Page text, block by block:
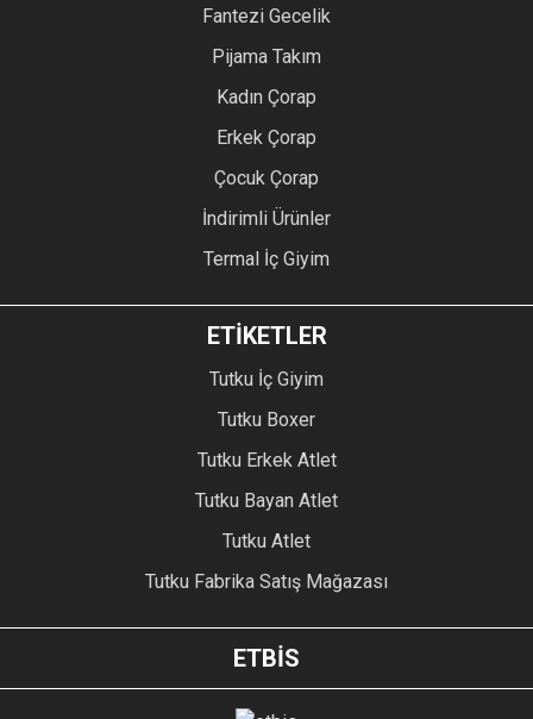
Fantezi Gecelik
Pijama Takım
Kadın Çorap
Erkek Çorap
Çocuk Çorap
İndirimli Ürünler
Termal İç Giyim
ETİKETLER
Tutku İç Giyim
Tutku Boxer
Tutku Erkek Atlet
Tutku Bayan Atlet
Tutku Atlet
Tutku Fabrika Satış Mağazası
ETBİS